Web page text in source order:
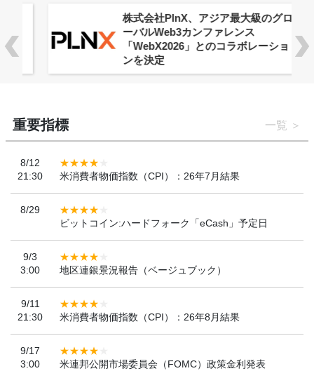
株式会社PlnX、アジア最大級のグロ
ーバルWeb3カンファレンス
「WebX2026」とのコラボレーショ
ンを決定
重要指標 一覧
8/12
21:30
米消費者物価指数（CPI）：26年7月結果
8/29
ビットコイン:ハードフォーク「eCash」予定日
9/3
3:00
地区連銀景況報告（ベージュブック）
9/11
21:30
米消費者物価指数（CPI）：26年8月結果
9/17
3:00
米連邦公開市場委員会（FOMC）政策金利発表